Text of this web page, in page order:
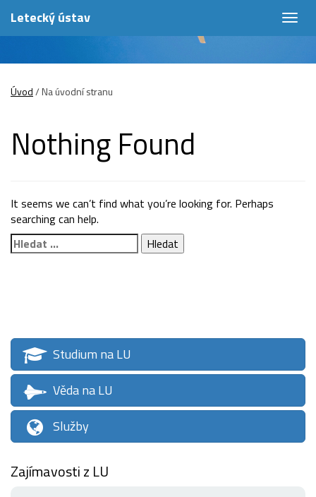
Letecký ústav
Úvod/Na úvodní stranu
Nothing Found
It seems we can’t find what you’re looking for. Perhaps
searching can help.
Vyhledávání
Studium na LU
Věda na LU
Služby
Zajímavosti z LU